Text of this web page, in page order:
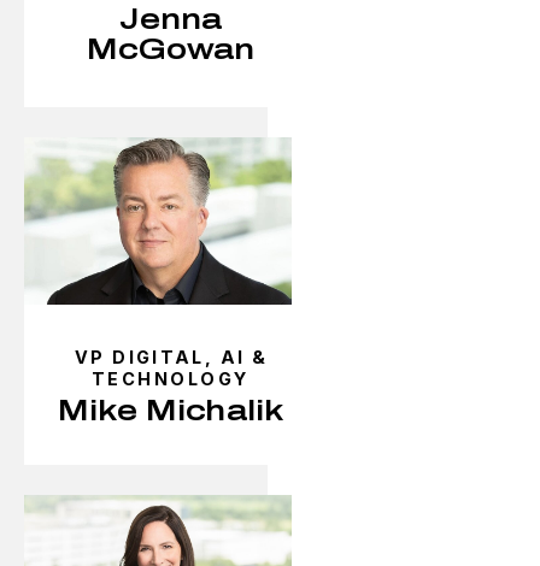
Jenna
McGowan
VP DIGITAL, AI &
TECHNOLOGY
Mike Michalik